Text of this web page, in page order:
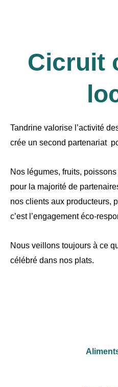
Cicruit
Tandrine valorise l’activité
crée un second partenariat
Nos légumes, fruits,
pour la majorité de
nos clients aux producteurs,
c’est l’engagement éco-
Nous veillons toujours à ce
célébré dans nos plats.